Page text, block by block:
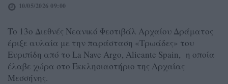
10/05/2026 09:00
Το 13ο Διεθνές Νεανικό Φεστιβάλ Αρχαίου Δράματος
έριξε αυλαία με την παράσταση «Τρωάδες» του
Ευριπίδη από το La Nave Argo, Alicante Spain, η οποία
έλαβε χώρα στο Εκκλησιαστήριο της Αρχαίας
Μεσσήνης.